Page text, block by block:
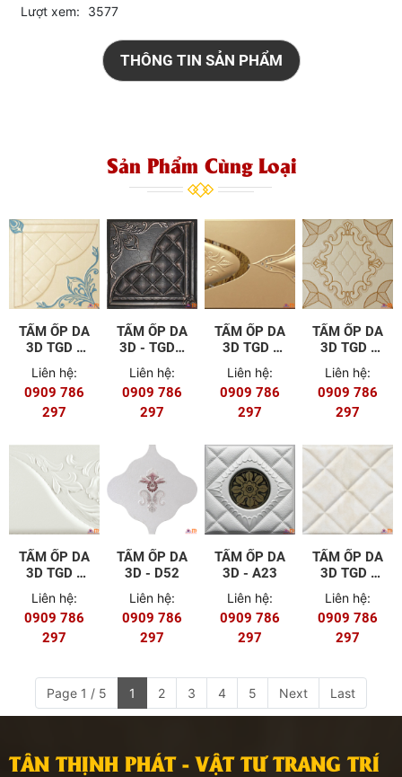
Lượt xem: 3577
THÔNG TIN SẢN PHẨM
Sản Phẩm Cùng Loại
TẤM ỐP DA
3D TGD -
D50
Liên hệ:
0909 786
297
TẤM ỐP DA
3D - TGD -
A21
Liên hệ:
0909 786
297
TẤM ỐP DA
3D TGD -
C42
Liên hệ:
0909 786
297
TẤM ỐP DA
3D TGD -
D51
Liên hệ:
0909 786
297
TẤM ỐP DA
3D TGD -
C43
Liên hệ:
0909 786
297
TẤM ỐP DA
3D - D52
Liên hệ:
0909 786
297
TẤM ỐP DA
3D - A23
Liên hệ:
0909 786
297
TẤM ỐP DA
3D TGD -
C44
Liên hệ:
0909 786
297
Page 1 / 5 1 2 3 4 5 Next Last
TÂN THỊNH PHÁT - VẬT TƯ TRANG TRÍ